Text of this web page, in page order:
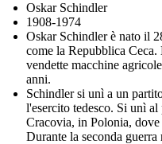
Oskar Schindler
1908-1974
Oskar Schindler è nato il
come la Repubblica
vendette macchine
anni.
Schindler si unì a un
l'esercito tedesco. Si unì
Cracovia, in Polonia,
Durante la seconda